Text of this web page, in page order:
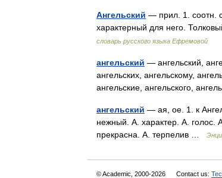
Ангельский — прил. 1. соотн.
характерный для него.
словарь русского языка Ефремовой
ангельский — ангельский,
ангельских, ангельскому,
ангельские, ангельского,
ангельский — ая, ое. 1. к
нежный. А. характер. А. голос.
прекрасна. А. терпелив …
© Academic, 2000-2026 Contact us: